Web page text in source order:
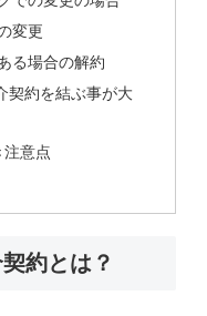
変更
る場合の解約
契約を結ぶ事が大
意点
約とは？